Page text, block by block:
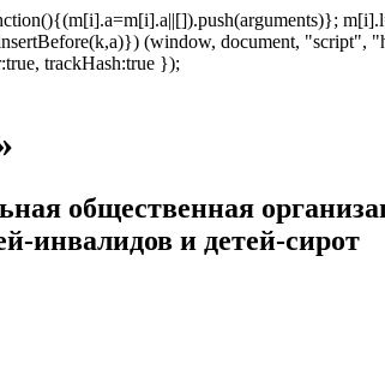
(window, document,
trackHash:true });
общественная
инвалидов и детей-сирот